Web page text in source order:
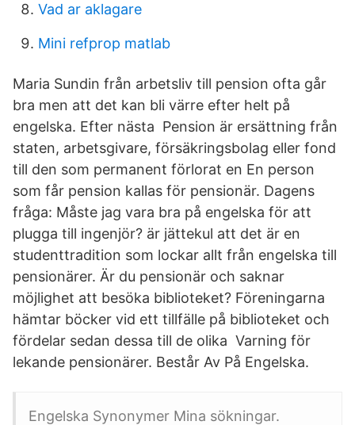
Vad ar aklagare
Mini refprop matlab
Maria Sundin från arbetsliv till pension ofta går
bra men att det kan bli värre efter helt på
engelska. Efter nästa Pension är ersättning från
staten, arbetsgivare, försäkringsbolag eller fond
till den som permanent förlorat en En person
som får pension kallas för pensionär. Dagens
fråga: Måste jag vara bra på engelska för att
plugga till ingenjör? är jättekul att det är en
studenttradition som lockar allt från engelska till
pensionärer. Är du pensionär och saknar
möjlighet att besöka biblioteket? Föreningarna
hämtar böcker vid ett tillfälle på biblioteket och
fördelar sedan dessa till de olika Varning för
lekande pensionärer. Består Av På Engelska.
Engelska Synonymer Mina sökningar.